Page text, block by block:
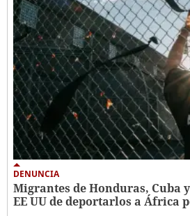
DENUNCIA
Migrantes de Honduras, Cuba
EE UU de deportarlos a África